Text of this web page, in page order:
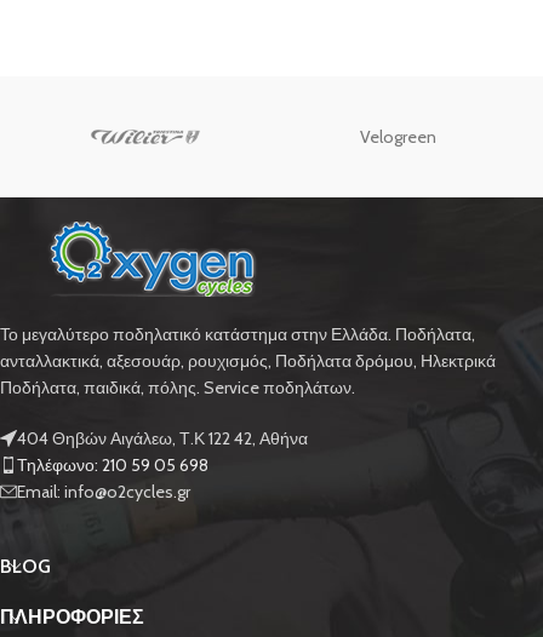
Velogreen
Το μεγαλύτερο ποδηλατικό κατάστημα στην Ελλάδα. Ποδήλατα,
ανταλλακτικά, αξεσουάρ, ρουχισμός, Ποδήλατα δρόμου, Ηλεκτρικά
Ποδήλατα, παιδικά, πόλης. Service ποδηλάτων.
404 Θηβών Αιγάλεω, Τ.Κ 122 42, Αθήνα
Τηλέφωνο: 210 59 05 698
Email: info@o2cycles.gr
BLOG
ΠΛΗΡΟΦΟΡΙΕΣ